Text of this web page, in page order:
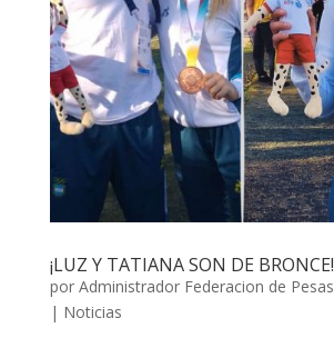
¡LUZ Y TATIANA SON DE BRONCE!
por Administrador Federacion de Pesas
| Noticias